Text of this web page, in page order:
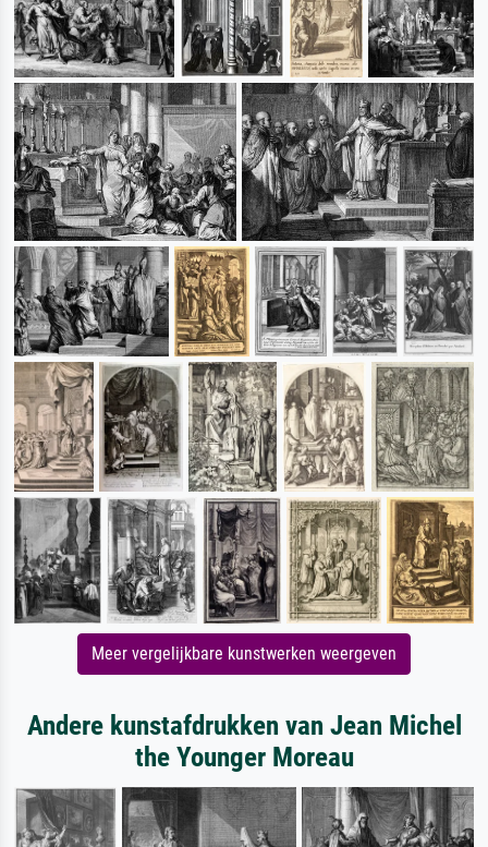
Meer vergelijkbare kunstwerken weergeven
Andere kunstafdrukken van Jean Michel
the Younger Moreau